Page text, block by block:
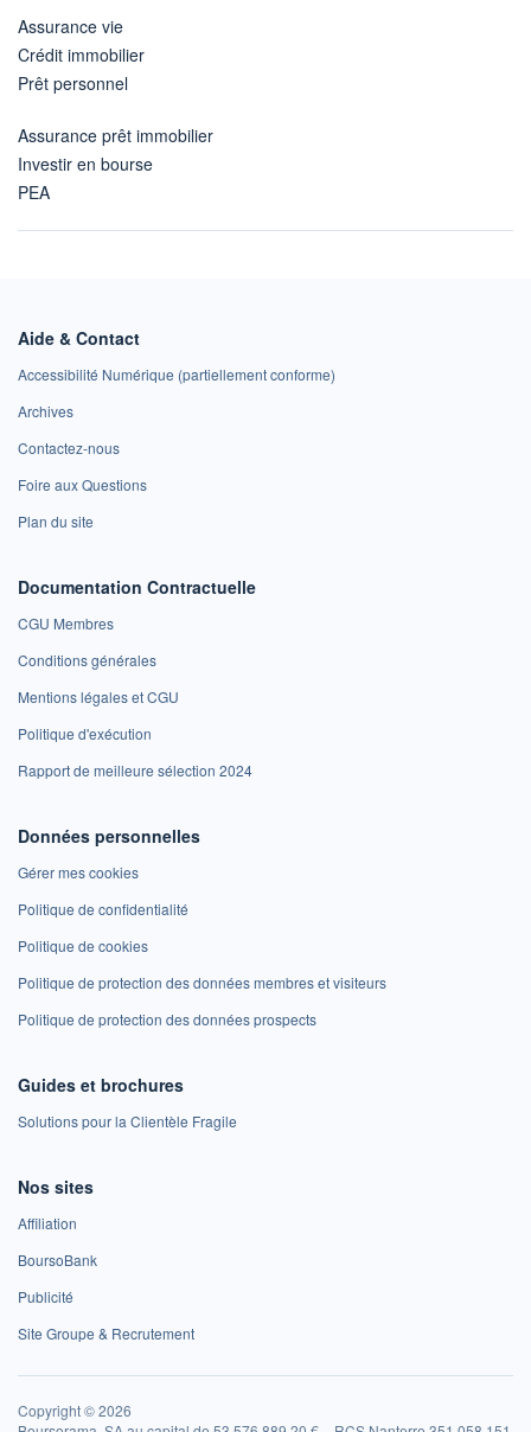
Assurance vie
Crédit immobilier
Prêt personnel
Assurance prêt immobilier
Investir en bourse
PEA
Aide & Contact
Accessibilité Numérique (partiellement conforme)
Archives
Contactez-nous
Foire aux Questions
Plan du site
Documentation Contractuelle
CGU Membres
Conditions générales
Mentions légales et CGU
Politique d'exécution
Rapport de meilleure sélection 2024
Données personnelles
Gérer mes cookies
Politique de confidentialité
Politique de cookies
Politique de protection des données membres et visiteurs
Politique de protection des données prospects
Guides et brochures
Solutions pour la Clientèle Fragile
Nos sites
Affiliation
BoursoBank
Publicité
Site Groupe & Recrutement
Copyright © 2026